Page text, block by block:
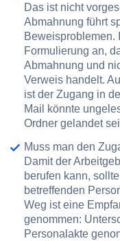
Das ist nicht
Abmahnung führt
Beweisproblemen.
Formulierung an,
Abmahnung und
Verweis handelt.
ist der Zugang in
Mail könnte
Ordner gelandet
Muss man den
Damit der
berufen kann,
betreffenden
Weg ist eine
genommen:
Personalakte